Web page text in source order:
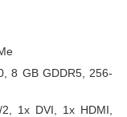
8 GB GDDR5, 256-
1x DVI, 1x HDMI,